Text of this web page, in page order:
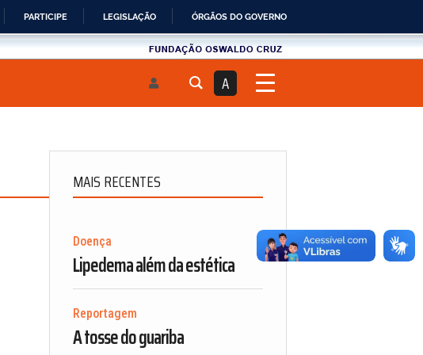
PARTICIPE LEGISLAÇÃO ÓRGÃOS DO GOVERNO
Fundau00e7u00e3o
A
MAIS RECENTES
Doença
Lipedema além da estética
Reportagem
A tosse do guariba